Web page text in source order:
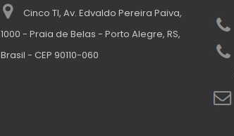
Cinco TI, Av. Edvaldo Pereira Paiva,
1000 - Praia de Belas - Porto Alegre, RS,
Brasil - CEP 90110-060